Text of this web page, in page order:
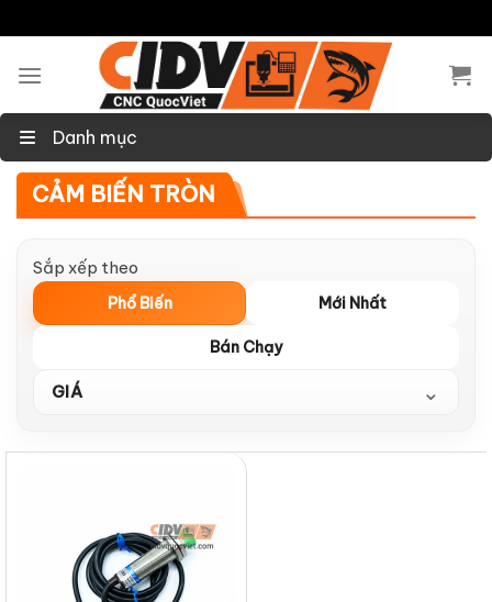
to
content
Danh mục
CẢM BIẾN TRÒN
Sắp xếp theo
Phổ Biến Mới Nhất
Bán Chạy
GIÁ ⌄